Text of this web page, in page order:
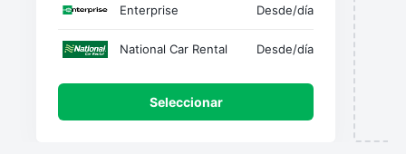
Enterprise Desde/día
National Car Rental Desde/día
Seleccionar